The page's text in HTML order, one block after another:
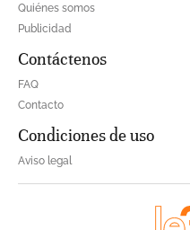
Quiénes somos
Publicidad
Contáctenos
FAQ
Contacto
Condiciones de uso
Aviso legal